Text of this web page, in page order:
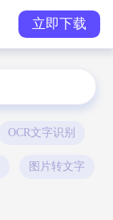
立即下载
OCR文字识别
图片转文字